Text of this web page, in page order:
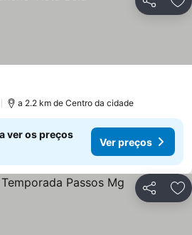
Partilhar
a 2.2 km de Centro da cidade
ver os preços
Ver preços
Partilhar